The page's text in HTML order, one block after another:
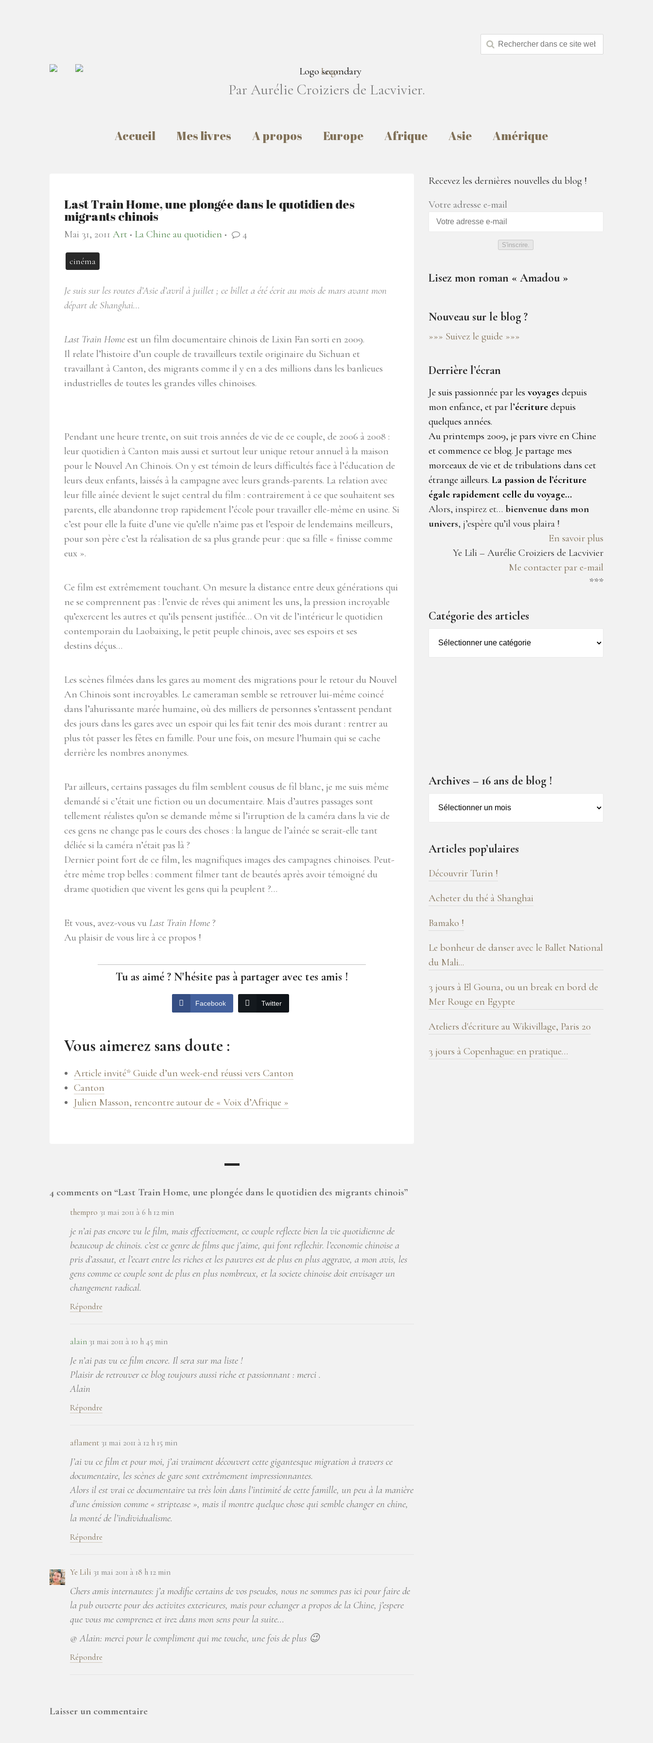
Par Aurélie Croiziers de Lacvivier.
Accueil Mes livres A propos Europe Afrique Asie Amérique
Last Train Home, une plongée dans le quotidien des
migrants chinois
Mai 31, 2011 Art ● La Chine au quotidien ● 4
cinéma
Je suis sur les routes d’Asie d’avril à juillet ; ce billet a été écrit au mois de mars avant mon
départ de Shanghai…
Last Train Home est un film documentaire chinois de Lixin Fan sorti en 2009.
Il relate l’histoire d’un couple de travailleurs textile originaire du Sichuan et
travaillant à Canton, des migrants comme il y en a des millions dans les banlieues
industrielles de toutes les grandes villes chinoises.
Pendant une heure trente, on suit trois années de vie de ce couple, de 2006 à 2008 :
leur quotidien à Canton mais aussi et surtout leur unique retour annuel à la maison
pour le Nouvel An Chinois. On y est témoin de leurs difficultés face à l’éducation de
leurs deux enfants, laissés à la campagne avec leurs grands-parents. La relation avec
leur fille aînée devient le sujet central du film : contrairement à ce que souhaitent ses
parents, elle abandonne trop rapidement l’école pour travailler elle-même en usine. Si
c’est pour elle la fuite d’une vie qu’elle n’aime pas et l’espoir de lendemains meilleurs,
pour son père c’est la réalisation de sa plus grande peur : que sa fille « finisse comme
eux ».
Ce film est extrêmement touchant. On mesure la distance entre deux générations qui
ne se comprennent pas : l’envie de rêves qui animent les uns, la pression incroyable
qu’exercent les autres et qu’ils pensent justifiée… On vit de l’intérieur le quotidien
contemporain du Laobaixing, le petit peuple chinois, avec ses espoirs et ses
destins déçus…
Les scènes filmées dans les gares au moment des migrations pour le retour du Nouvel
An Chinois sont incroyables. Le cameraman semble se retrouver lui-même coincé
dans l’ahurissante marée humaine, où des milliers de personnes s’entassent pendant
des jours dans les gares avec un espoir qui les fait tenir des mois durant : rentrer au
plus tôt passer les fêtes en famille. Pour une fois, on mesure l’humain qui se cache
derrière les nombres anonymes.
Par ailleurs, certains passages du film semblent cousus de fil blanc, je me suis même
demandé si c’était une fiction ou un documentaire. Mais d’autres passages sont
tellement réalistes qu’on se demande même si l’irruption de la caméra dans la vie de
ces gens ne change pas le cours des choses : la langue de l’aînée se serait-elle tant
déliée si la caméra n’était pas là ?
Dernier point fort de ce film, les magnifiques images des campagnes chinoises. Peut-
être même trop belles : comment filmer tant de beautés après avoir témoigné du
drame quotidien que vivent les gens qui la peuplent ?…
Et vous, avez-vous vu Last Train Home ?
Au plaisir de vous lire à ce propos !
Tu as aimé ? N'hésite pas à partager avec tes amis !
Facebook Twitter
Vous aimerez sans doute :
Article invité* Guide d’un week-end réussi vers Canton
Canton
Julien Masson, rencontre autour de « Voix d’Afrique »
4 comments on “Last Train Home, une plongée dans le quotidien des migrants chinois”
thempro 31 mai 2011 à 6 h 12 min
je n’ai pas encore vu le film, mais effectivement, ce couple reflecte bien la vie quotidienne de
beaucoup de chinois. c’est ce genre de films que j’aime, qui font reflechir. l’economie chinoise a
pris d’assaut, et l’ecart entre les riches et les pauvres est de plus en plus aggrave, a mon avis, les
gens comme ce couple sont de plus en plus nombreux, et la societe chinoise doit envisager un
changement radical.
Répondre
alain 31 mai 2011 à 10 h 45 min
Je n’ai pas vu ce film encore. Il sera sur ma liste !
Plaisir de retrouver ce blog toujours aussi riche et passionnant : merci .
Alain
Répondre
aflament 31 mai 2011 à 12 h 15 min
J’ai vu ce film et pour moi, j’ai vraiment découvert cette gigantesque migration à travers ce
documentaire, les scènes de gare sont extrêmement impressionnantes.
Alors il est vrai ce documentaire va très loin dans l’intimité de cette famille, un peu à la manière
d’une émission comme « striptease », mais il montre quelque chose qui semble changer en chine,
la monté de l’individualisme.
Répondre
Ye Lili 31 mai 2011 à 18 h 12 min
Chers amis internautes: j’a modifie certains de vos pseudos, nous ne sommes pas ici pour faire de
la pub ouverte pour des activites exterieures, mais pour echanger a propos de la Chine, j’espere
que vous me comprenez et irez dans mon sens pour la suite…
@ Alain: merci pour le compliment qui me touche, une fois de plus 😉
Répondre
Laisser un commentaire
Recevez les dernières nouvelles du blog !
Votre adresse e-mail
S'inscrire.
Lisez mon roman « Amadou »
Nouveau sur le blog ?
»»» Suivez le guide »»»
Derrière l’écran
Je suis passionnée par les voyages depuis
mon enfance, et par l’écriture depuis
quelques années.
Au printemps 2009, je pars vivre en Chine
et commence ce blog. Je partage mes
morceaux de vie et de tribulations dans cet
étrange ailleurs. La passion de l’écriture
égale rapidement celle du voyage…
Alors, inspirez et… bienvenue dans mon
univers, j’espère qu’il vous plaira !
En savoir plus
Ye Lili – Aurélie Croiziers de Lacvivier
Me contacter par e-mail
***
Catégorie des articles
des
Archives – 16 ans de blog !
de
blog
!
Articles pop’ulaires
Découvrir Turin !
Acheter du thé à Shanghai
Bamako !
Le bonheur de danser avec le Ballet National
du Mali...
3 jours à El Gouna, ou un break en bord de
Mer Rouge en Egypte
Ateliers d'écriture au Wikivillage, Paris 20
3 jours à Copenhague: en pratique…